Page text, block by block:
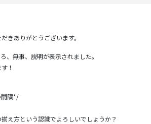
きありがとうございます。
、無事、説明が表示されました。
！
間隔*/
え方という認識でよろしいでしょうか？